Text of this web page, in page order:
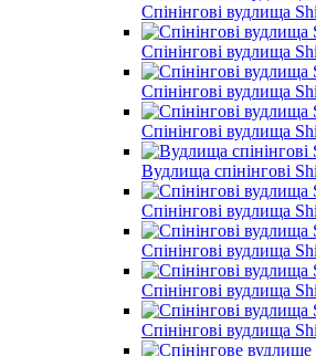
Спінінгові вудлища
Спінінгові вудлища
Спінінгові вудлища
Спінінгові вудлища
Вудлища спінінгові
Спінінгові вудлища
Спінінгові вудлища
Спінінгові вудлища
Спінінгові вудлища